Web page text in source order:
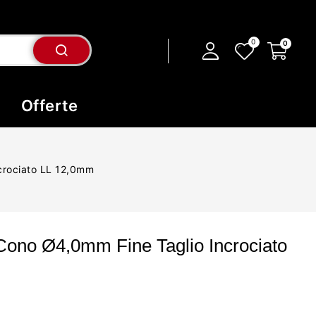
Offerte
LL 12,0mm
Ø4,0mm Fine Taglio Incrociato